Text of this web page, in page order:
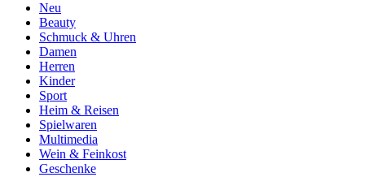
Neu
Beauty
Schmuck & Uhren
Damen
Herren
Kinder
Sport
Heim & Reisen
Spielwaren
Multimedia
Wein & Feinkost
Geschenke